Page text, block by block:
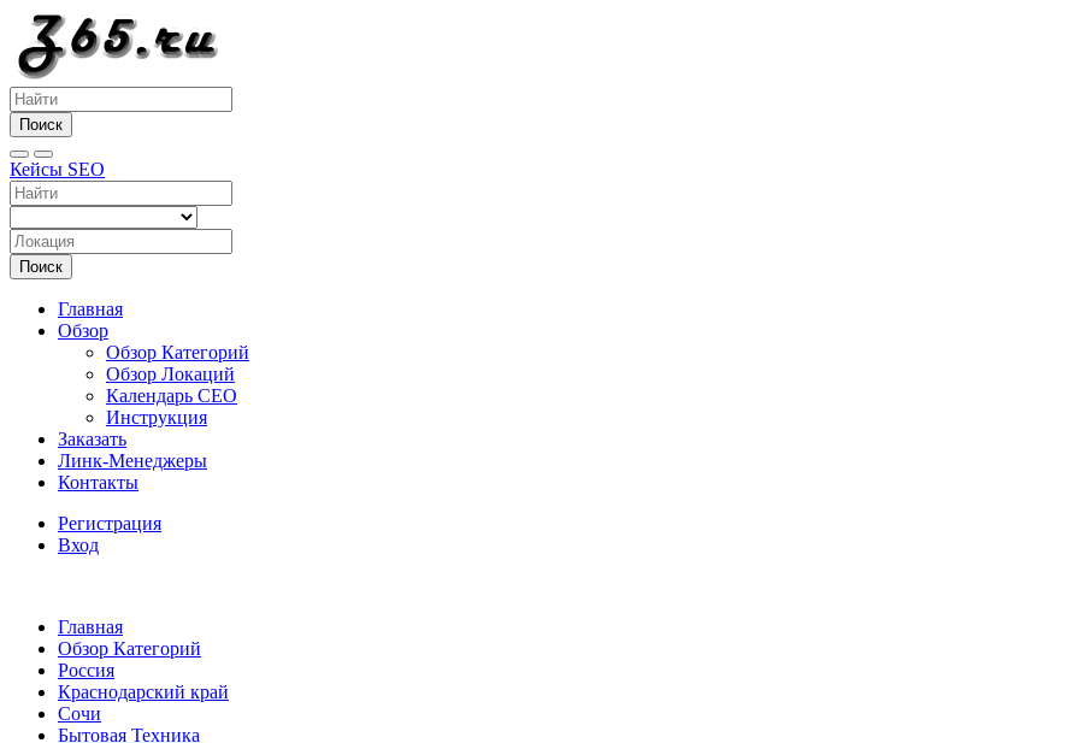
Поиск
Кейсы SEO
Поиск
Главная
Обзор
Обзор Категорий
Обзор Локаций
Календарь СЕО
Инструкция
Заказать
Линк-Менеджеры
Контакты
Регистрация
Вход
Главная
Обзор Категорий
Россия
Краснодарский край
Сочи
Бытовая Техника